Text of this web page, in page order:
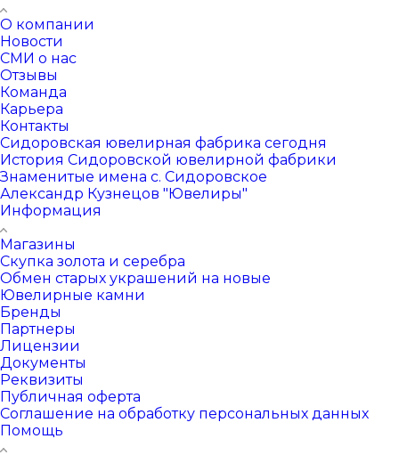
О компании
Новости
СМИ о нас
Отзывы
Команда
Карьера
Контакты
Сидоровская ювелирная фабрика сегодня
История Сидоровской ювелирной фабрики
Знаменитые имена с. Сидоровское
Александр Кузнецов "Ювелиры"
Информация
Магазины
Скупка золота и серебра
Обмен старых украшений на новые
Ювелирные камни
Бренды
Партнеры
Лицензии
Документы
Реквизиты
Публичная оферта
Соглашение на обработку персональных данных
Помощь